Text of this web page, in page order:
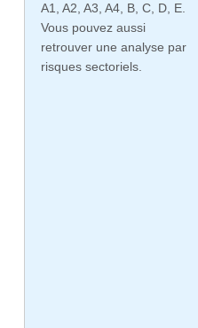
A1, A2, A3, A4, B, C, D, E.
Vous pouvez aussi
retrouver une analyse par
risques sectoriels.